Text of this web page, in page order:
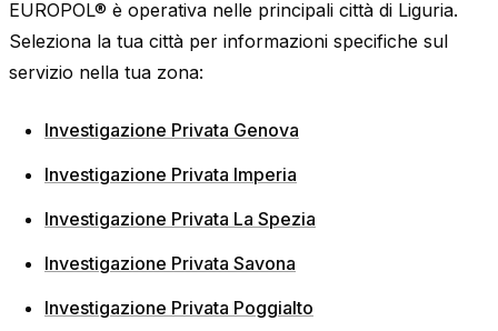
EUROPOL® è operativa nelle principali città di Liguria.
Seleziona la tua città per informazioni specifiche sul
servizio nella tua zona:
Investigazione Privata Genova
Investigazione Privata Imperia
Investigazione Privata La Spezia
Investigazione Privata Savona
Investigazione Privata Poggialto